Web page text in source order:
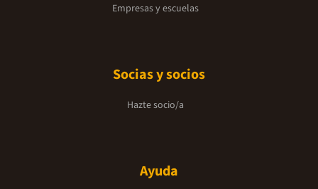
Empresas y escuelas
Socias y socios
Hazte socio/a
Ayuda